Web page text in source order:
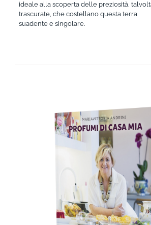
ideale alla scoperta delle preziosità,
trascurate, che costellano questa terra
suadente e singolare.
AGGIUNGI AL CARRELLO /